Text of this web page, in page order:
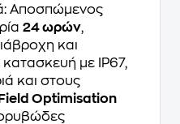
Αποσπώμενος
24 ωρών,
και
με IP67,
και στους
Optimisation